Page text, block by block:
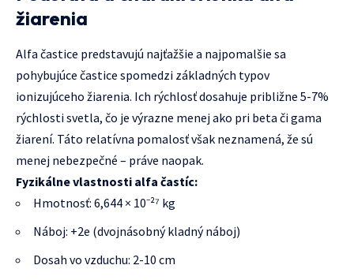
žiarenia
Alfa častice predstavujú najťažšie a najpomalšie sa
pohybujúce častice spomedzi základných typov
ionizujúceho žiarenia. Ich rýchlosť dosahuje približne 5-7%
rýchlosti svetla, čo je výrazne menej ako pri beta či gama
žiarení. Táto relatívna pomalosť však neznamená, že sú
menej nebezpečné – práve naopak.
Fyzikálne vlastnosti alfa častíc:
Hmotnosť: 6,644 × 10⁻²⁷ kg
Náboj: +2e (dvojnásobný kladný náboj)
Dosah vo vzduchu: 2-10 cm